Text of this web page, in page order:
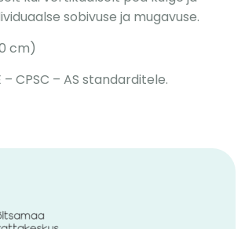
sobivuse ja mugavuse.
cm)
CPSC – AS standarditele.